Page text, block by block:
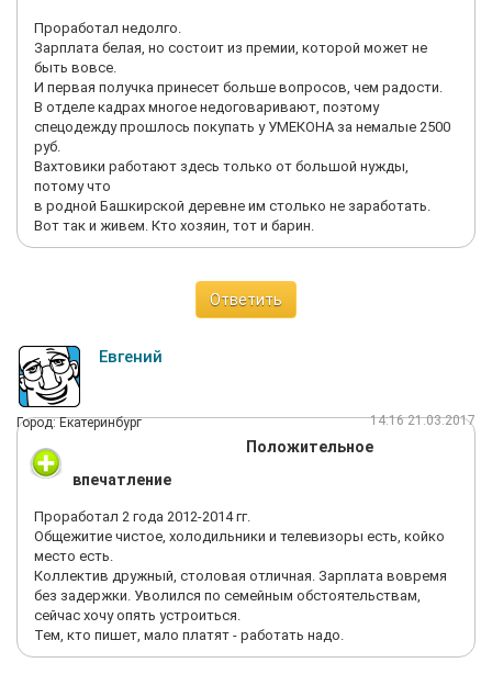
Проработал недолго.
Зарплата белая, но состоит из премии, которой может не
быть вовсе.
И первая получка принесет больше вопросов, чем радости.
В отделе кадрах многое недоговаривают, поэтому
спецодежду прошлось покупать у УМЕКОНА за немалые 2500
руб.
Вахтовики работают здесь только от большой нужды,
потому что
в родной Башкирской деревне им столько не заработать.
Вот так и живем. Кто хозяин, тот и барин.
Ответить
Евгений
Город: Екатеринбург 14:16 21.03.2017
Положительное
впечатление
Проработал 2 года 2012-2014 гг.
Общежитие чистое, холодильники и телевизоры есть, койко
место есть.
Коллектив дружный, столовая отличная. Зарплата вовремя
без задержки. Уволился по семейным обстоятельствам,
сейчас хочу опять устроиться.
Тем, кто пишет, мало платят - работать надо.